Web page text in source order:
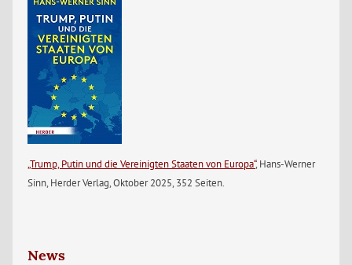
„Trump, Putin und die Vereinigten Staaten von Europa“, Hans-Werner
Sinn, Herder Verlag, Oktober 2025, 352 Seiten.
News